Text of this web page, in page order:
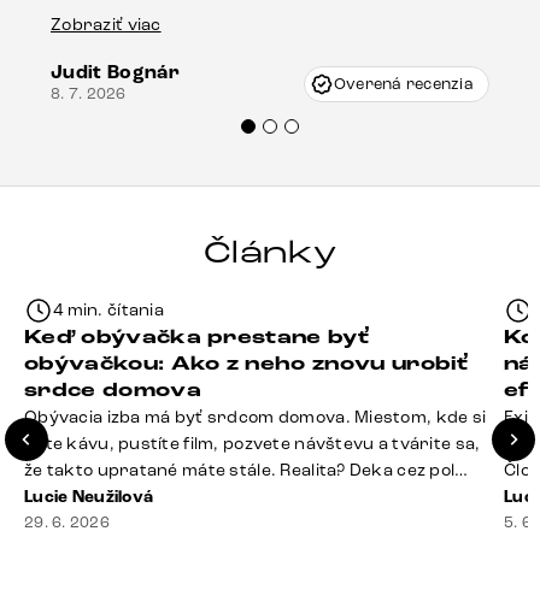
stola bolo malé poškodenie, pravdepodobne
Vincze pri riešení mojej záležitosti pristúpili
veľmi korektne. Odporúčam produkty Delife
Zobraziť viac
Judit Bognár
8. 7. 2026 Overená recenzia
Články
4 min. čítania
Keď obývačka prestane byť
obývačkou: Ako z neho znovu urobiť
srdce domova
Obývacia izba má byť srdcom domova. Miestom, kde si
dáte kávu, pustíte film, pozvete návštevu a tvárite sa,
že takto upratané máte stále. Realita? Deka cez pol
sedačky, ovládač záhadne zmizol, konferenčný stolík
slúži ako odkladisko všetkého od účteniek po balzam
Lucie Neužilová
29. 6. 2026
si
5.